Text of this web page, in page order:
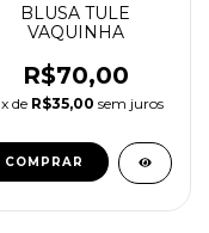
BLUSA TULE
VAQUINHA
R$70,00
x de R$35,00 sem juros
COMPRAR